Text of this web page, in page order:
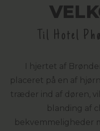
Til Hotel
I hjertet af
placeret på en af
træder ind af døren,
blanding af
bekvemmeligheder